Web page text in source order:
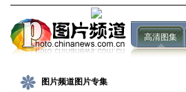
高清图集
图片频道图片专集